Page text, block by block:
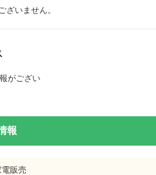
ざいません。
がござい
報
電販売